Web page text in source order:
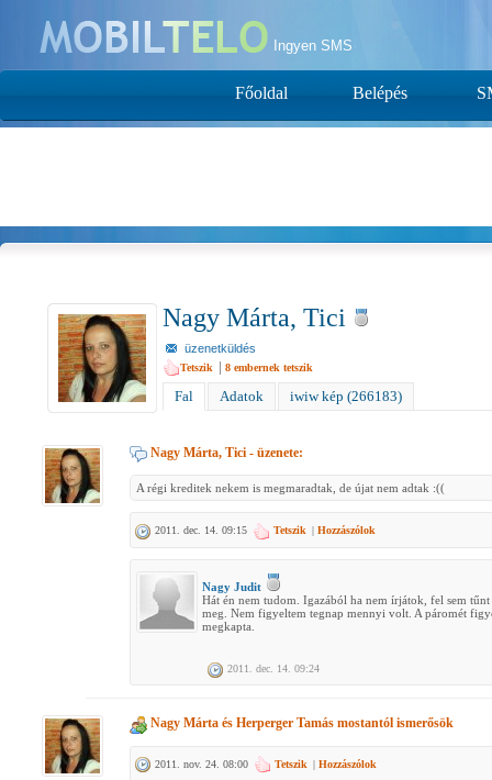
Ingyen SMS
Nagy Márta, Tici
üzenetküldés
Tetszik | 8 embernek tetszik
Fal Adatok iwiw kép (266183)
Nagy Márta, Tici - üzenete:
A régi kreditek nekem is megmaradtak, de újat nem adtak :((
2011. dec. 14. 09:15 Tetszik | Hozzászólok
Nagy Judit
Hát én nem tudom. Igazából ha nem írjátok, fel sem
meg. Nem figyeltem tegnap mennyi volt. A páromét
megkapta.
2011. dec. 14. 09:24
Nagy Márta és Herperger Tamás mostantól ismerősök
2011. nov. 24. 08:00 Tetszik | Hozzászólok
Főoldal Belépés